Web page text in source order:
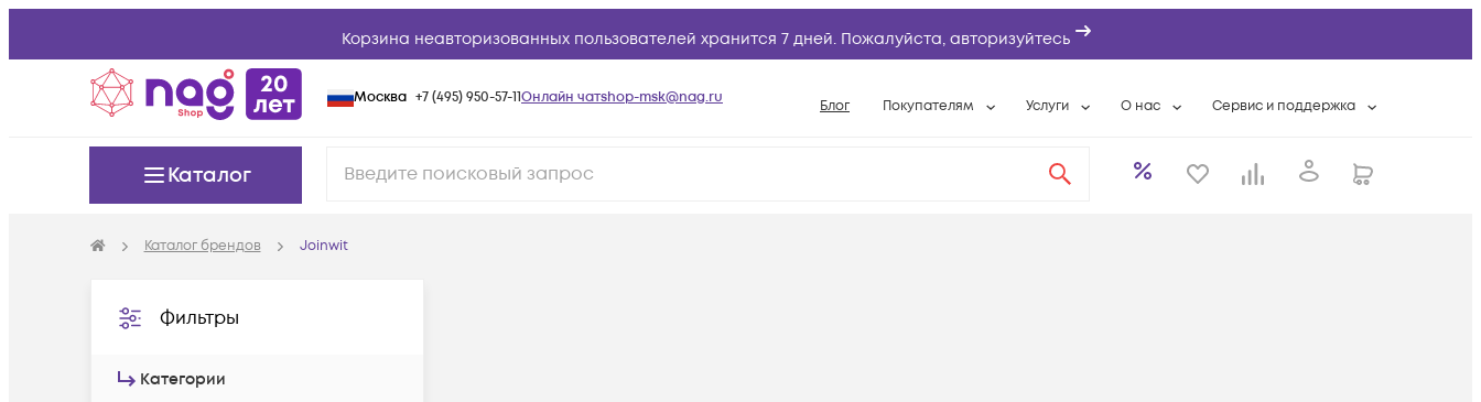
Корзина неавторизованных пользователей хранится 7 дней. Пожалуйста, авторизуйтесь
Москва +7 (495) 950-57-11Онлайн чатshop-msk@nag.ru Блог Покупателям Услуги
Системная интеграция
О нас
Контактная информация
Сервис и поддержка
Контакты сервисных центров
Каталог
Каталог брендов Joinwit
Фильтры
Категории